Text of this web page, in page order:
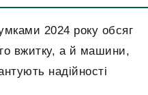
2024 року обсяг
вжитку, а й машини,
надійності